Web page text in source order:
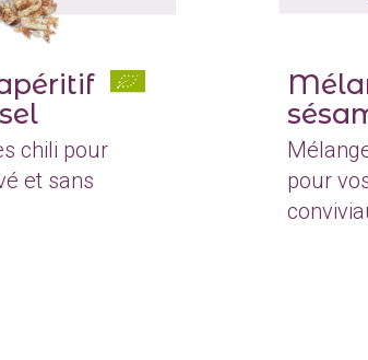
chili pour
et sans
pour